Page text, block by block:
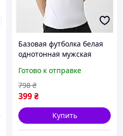
Базовая футболка белая
однотонная мужская
летние футболки
повседневные
Готово к отправке
399₴
798 ₴
Купить